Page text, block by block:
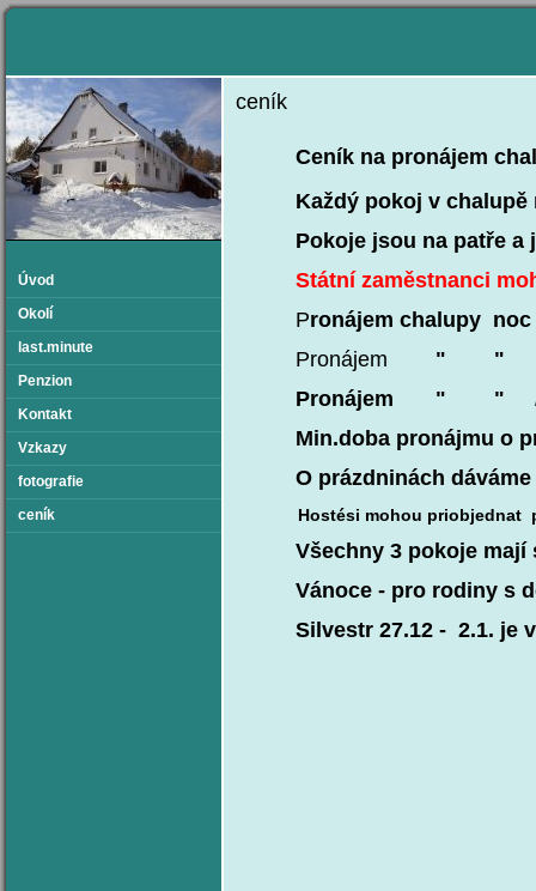
Úvod
Okolí
last.minute
Penzion
Kontakt
Vzkazy
fotografie
ceník
ceník
Ceník na pronájem
Každý pokoj v chalupě
Pokoje jsou na patře a
Státní zaměstnanci
Pronájem chalupy noc
Pronájem
" " /
Pronájem " " /
Min.doba pronájmu o
O prázdninách
Hostési mohou priobjednat
Všechny 3 pokoje mají
Vánoce - pro rodiny s
Silvestr 27.12 - 2.1. je